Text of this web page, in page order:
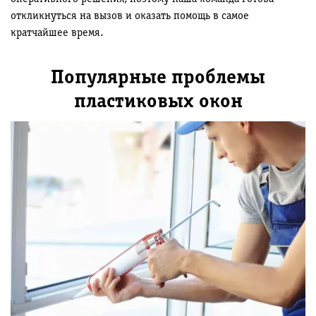
откликнуться на вызов и оказать помощь в самое
кратчайшее время.
Популярные проблемы
пластиковых окон